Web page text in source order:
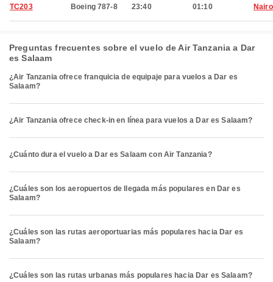
TC203 Boeing 787-8 23:40 01:10
Preguntas frecuentes sobre el vuelo de Air Tanzania a Dar
es Salaam
¿Air Tanzania ofrece franquicia de equipaje para vuelos a Dar es
Salaam?
¿Air Tanzania ofrece check-in en línea para vuelos a Dar es Salaam?
¿Cuánto dura el vuelo a Dar es Salaam con Air Tanzania?
¿Cuáles son los aeropuertos de llegada más populares en Dar es
Salaam?
¿Cuáles son las rutas aeroportuarias más populares hacia Dar es
Salaam?
¿Cuáles son las rutas urbanas más populares hacia Dar es Salaam?